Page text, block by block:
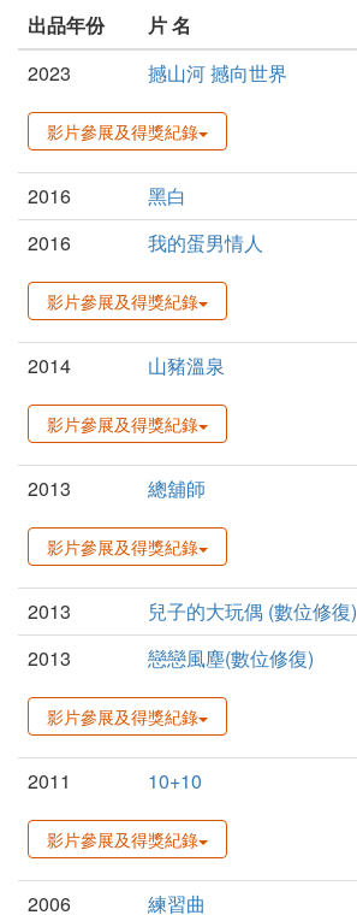
出品年份
片 名
2023
撼山河 撼向世界
影片參展及得獎紀錄
2016
黑白
2016
我的蛋男情人
影片參展及得獎紀錄
2014 山豬溫泉
影片參展及得獎紀錄
2013 總舖師
影片參展及得獎紀錄
2013
兒子的大玩偶 (數位修復)
2013
戀戀風塵(數位修復)
影片參展及得獎紀錄
2011 10+10
影片參展及得獎紀錄
2006 練習曲